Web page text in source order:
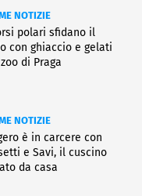
NOTIZIE
polari sfidano il
con ghiaccio e gelati
di Praga
NOTIZIE
è in carcere con
e Savi, il cuscino
da casa